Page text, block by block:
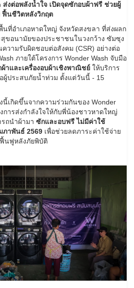
งต่อพลังน้ำใจ เปิดจุดซักอบผ้าฟรี ช่วยผู้
นชีวิตหลังวิกฤต
ที่อำเภอหาดใหญ่ จังหวัดสงขลา ที่ส่งผลก
ขอนามัยของประชาชนในวงกว้าง ซัมซุง
วามรับผิดชอบต่อสังคม (CSR) อย่างต่อ
ภายใต้โครงการ Wonder Wash จับมือ
ผ้าและเครื่องอบผ้าเชิงพาณิชย์ ให้บริการ
ผู้ประสบภัยน้ำท่วม ตั้งแต่วันนี้ - 15
เกิดขึ้นจากความร่วมกันของ Wonder
การส่งกำลังใจให้กับพี่น้องชาวหาดใหญ่
ถนำผ้ามา ซักและอบฟรี ไม่มีค่าใช้
ภาพันธ์ 2569 เพื่อช่วยลดภาระค่าใช้จ่าย
นฟูหลังภัยพิบัติ